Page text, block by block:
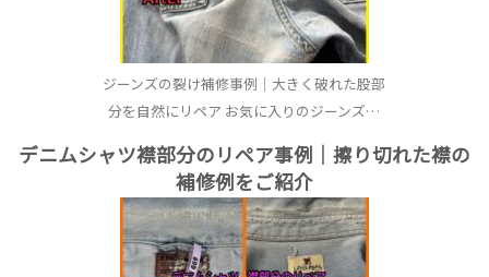
ジーンズの裂け補修事例｜大きく破れた股部
分を自然にリペア お気に入りのジーンズ…
デニムシャツ襟部分のリペア事例｜擦り切れた襟の
補修例をご紹介